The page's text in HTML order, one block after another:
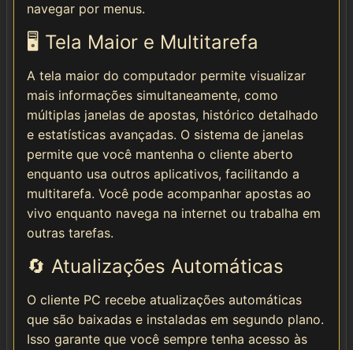
navegar por menus.
🖥️ Tela Maior e Multitarefa
A tela maior do computador permite visualizar
mais informações simultaneamente, como
múltiplas janelas de apostas, histórico detalhado
e estatísticas avançadas. O sistema de janelas
permite que você mantenha o cliente aberto
enquanto usa outros aplicativos, facilitando a
multitarefa. Você pode acompanhar apostas ao
vivo enquanto navega na internet ou trabalha em
outras tarefas.
🔄 Atualizações Automáticas
O cliente PC recebe atualizações automáticas
que são baixadas e instaladas em segundo plano.
Isso garante que você sempre tenha acesso às